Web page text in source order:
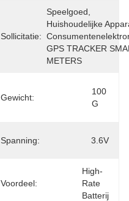
Sollicitatie:
Speelgoed,
Huishoudelijke
GPS TRACKER
METERS
Gewicht:
100
G
Spanning: 3.6V
Voordeel:
High-
Rate
Batterij